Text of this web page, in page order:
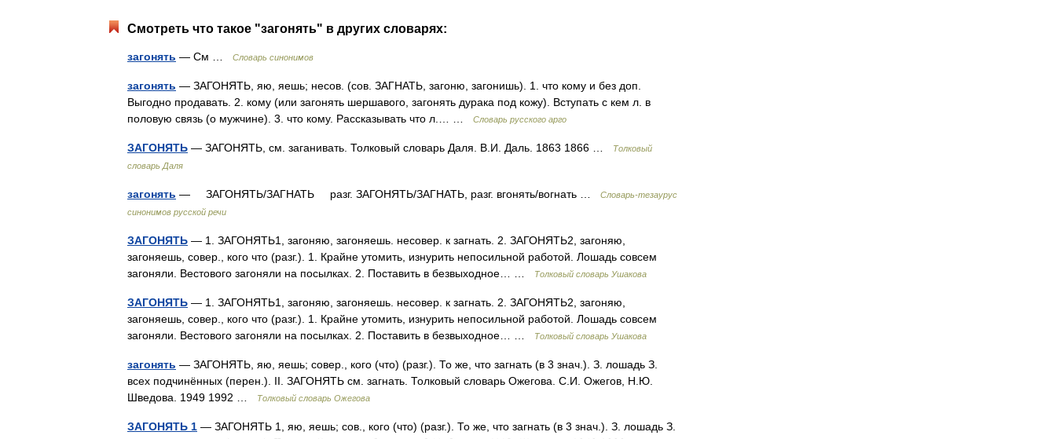
Смотреть что такое "загонять" в других словарях:
загонять — См … Словарь синонимов
загонять — ЗАГОНЯТЬ, яю, яешь; несов. (сов. ЗАГНАТЬ, загоню, загонишь). 1. что кому и без доп.
Выгодно продавать. 2. кому (или загонять шершавого, загонять дурака под кожу). Вступать с кем л. в
половую связь (о мужчине). 3. что кому. Рассказывать что л.… …
Словарь русского арго
ЗАГОНЯТЬ — ЗАГОНЯТЬ, см. заганивать. Толковый словарь Даля. В.И. Даль. 1863 1866 …
Толковый
словарь Даля
загонять — ЗАГОНЯТЬ/ЗАГНАТЬ разг. ЗАГОНЯТЬ/ЗАГНАТЬ, разг. вгонять/вогнать …
Словарь-тезаурус
синонимов русской речи
ЗАГОНЯТЬ — 1. ЗАГОНЯТЬ1, загоняю, загоняешь. несовер. к загнать. 2. ЗАГОНЯТЬ2, загоняю,
загоняешь, совер., кого что (разг.). 1. Крайне утомить, изнурить непосильной работой. Лошадь совсем
загоняли. Вестового загоняли на посылках. 2. Поставить в безвыходное… …
Толковый словарь Ушакова
ЗАГОНЯТЬ — 1. ЗАГОНЯТЬ1, загоняю, загоняешь. несовер. к загнать. 2. ЗАГОНЯТЬ2, загоняю,
загоняешь, совер., кого что (разг.). 1. Крайне утомить, изнурить непосильной работой. Лошадь совсем
загоняли. Вестового загоняли на посылках. 2. Поставить в безвыходное… …
Толковый словарь Ушакова
загонять — ЗАГОНЯТЬ, яю, яешь; совер., кого (что) (разг.). То же, что загнать (в 3 знач.). З. лошадь З.
всех подчинённых (перен.). II. ЗАГОНЯТЬ см. загнать. Толковый словарь Ожегова. С.И. Ожегов, Н.Ю.
Шведова. 1949 1992 …
Толковый словарь Ожегова
ЗАГОНЯТЬ 1 — ЗАГОНЯТЬ 1, яю, яешь; сов., кого (что) (разг.). То же, что загнать (в 3 знач.). З. лошадь З.